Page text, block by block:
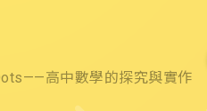
高中數學的探究與實作